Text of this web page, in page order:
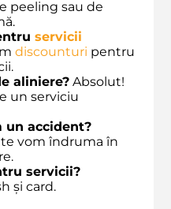
peeling sau de
servicii
discounturi pentru
aliniere? Absolut!
un serviciu
un accident?
te vom îndruma în
servicii?
și card.